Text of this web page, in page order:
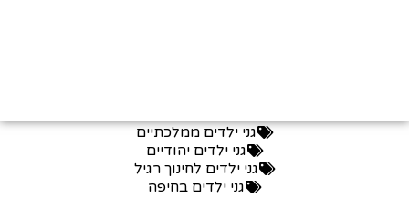
גני ילדים ממלכתיים
גני ילדים יהודיים
גני ילדים לחינוך רגיל
גני ילדים בחיפה